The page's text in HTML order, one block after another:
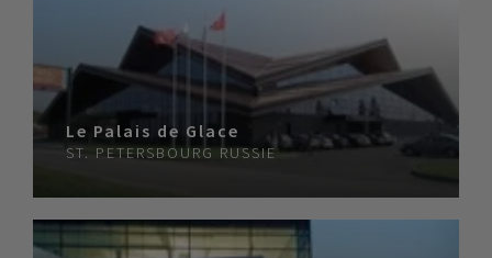
Le Palais de Glace
ST. PETERSBOURG RUSSIE